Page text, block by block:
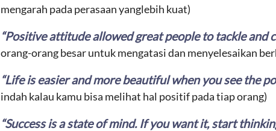
mengarah pada perasaan yanglebih kuat)
“Positive attitude allowed great people to tackle and
orang-orang besar untuk mengatasi dan menyelesaikan
“Life is easier and more beautiful when you see the
indah kalau kamu bisa melihat hal positif pada tiap orang)
“Success is a state of mind. If you want it, start